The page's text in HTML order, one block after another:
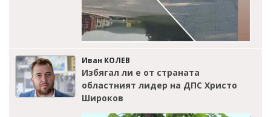
Иван КОЛЕВ
Избягал ли е от страната
областният лидер на ДПС Христо
Широков